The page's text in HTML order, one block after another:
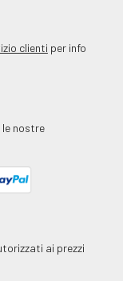
clienti per info
nostre
ai prezzi